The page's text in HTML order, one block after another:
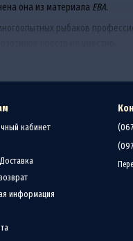
она из материала ЕВА.
рыбаков
кабинет
информация